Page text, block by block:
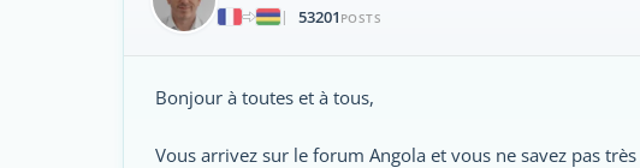
|
53201 POSTS
Bonjour à toutes et à tous,
Vous arrivez sur le forum Angola et vous ne savez pas